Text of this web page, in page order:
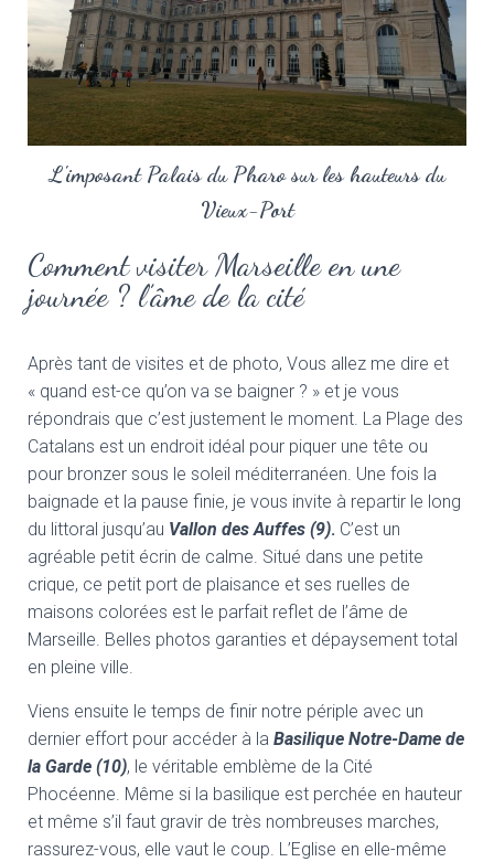
L'imposant Palais du Pharo sur les hauteurs du
Vieux-Port
Comment visiter Marseille en une
journée ? l’âme de la cité
Après tant de visites et de photo, Vous allez me dire et
« quand est-ce qu’on va se baigner ? » et je vous
répondrais que c’est justement le moment. La Plage des
Catalans est un endroit idéal pour piquer une tête ou
pour bronzer sous le soleil méditerranéen. Une fois la
baignade et la pause finie, je vous invite à repartir le long
du littoral jusqu’au Vallon des Auffes (9). C’est un
agréable petit écrin de calme. Situé dans une petite
crique, ce petit port de plaisance et ses ruelles de
maisons colorées est le parfait reflet de l’âme de
Marseille. Belles photos garanties et dépaysement total
en pleine ville.
Viens ensuite le temps de finir notre périple avec un
dernier effort pour accéder à la Basilique Notre-Dame de
la Garde (10), le véritable emblème de la Cité
Phocéenne. Même si la basilique est perchée en hauteur
et même s’il faut gravir de très nombreuses marches,
rassurez-vous, elle vaut le coup. L’Eglise en elle-même